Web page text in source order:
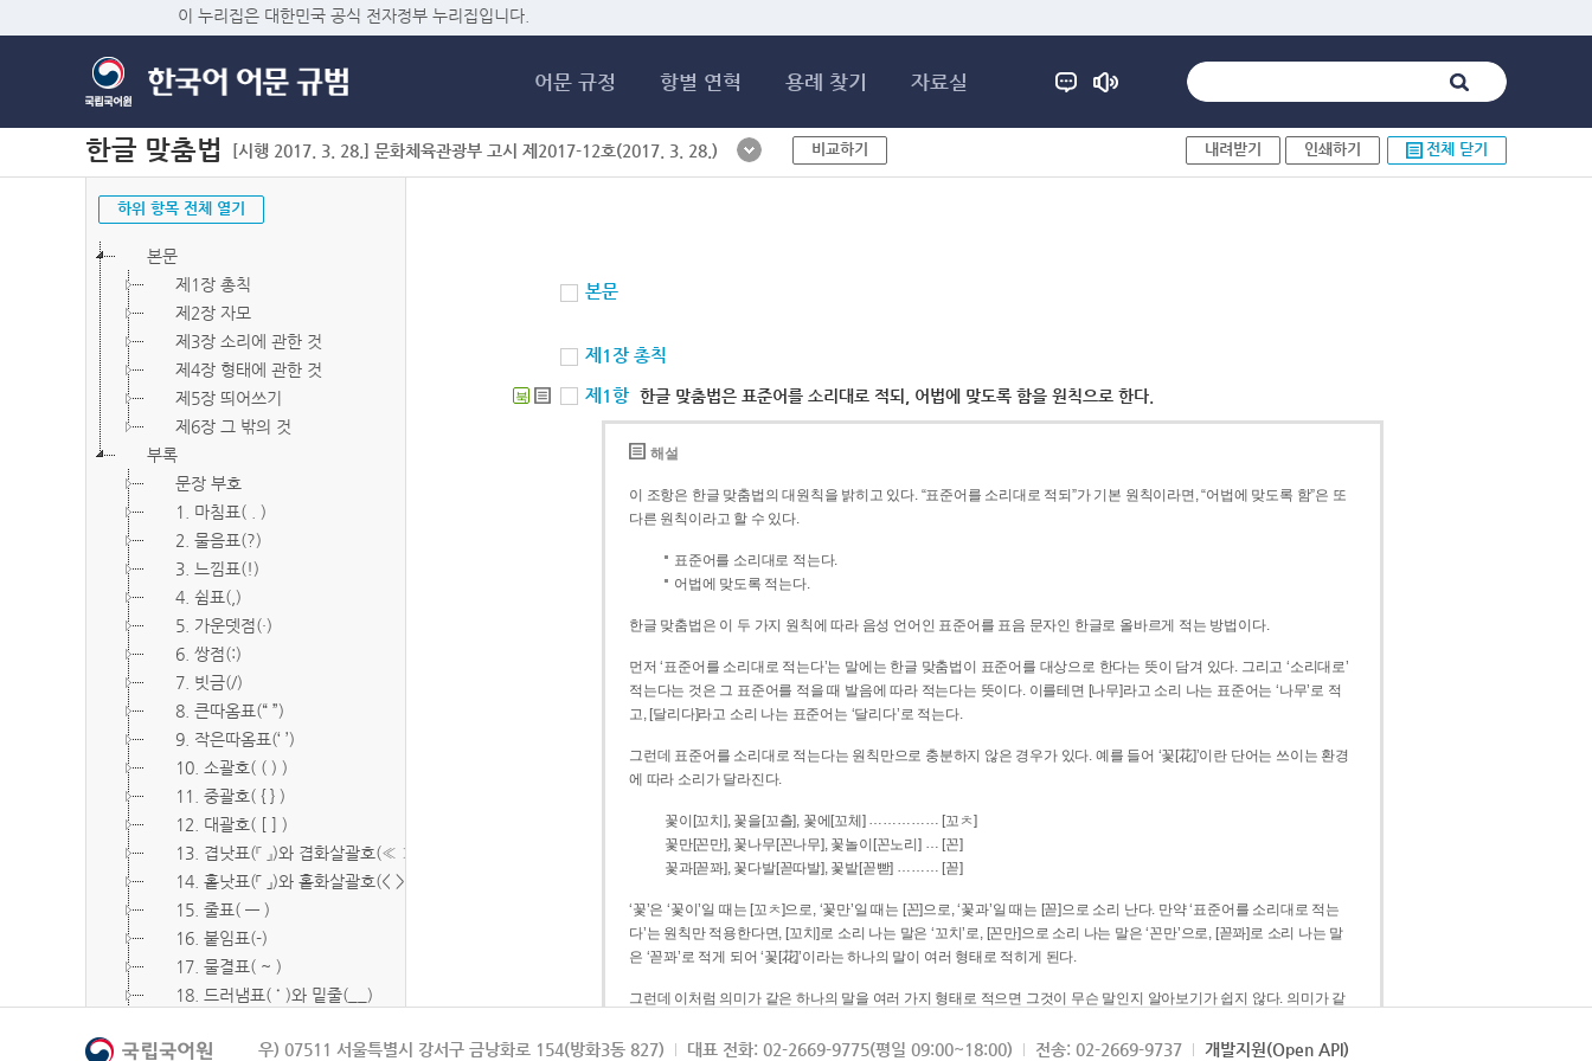
이 누리집은 대한민국 공식 전자정부 누리집입니다.
어문 규정 항별 연혁 용례 찾기 자료실
한글 맞춤법 [시행 2017. 3. 28.] 문화체육관광부 고시 제2017-12호(2017. 3. 28.) 비교하기 내려받기 인쇄하기 전체 닫기
하위 항목 전체 열기
본문
제1장 총칙
제2장 자모
제3장 소리에 관한 것
제4장 형태에 관한 것
제5장 띄어쓰기
제6장 그 밖의 것
부록
문장 부호
1. 마침표( . )
2. 물음표(?)
3. 느낌표(!)
4. 쉼표(,)
5. 가운뎃점(·)
6. 쌍점(:)
7. 빗금(/)
8. 큰따옴표(“ ”)
9. 작은따옴표(‘ ’)
10. 소괄호( ( ) )
11. 중괄호( { } )
12. 대괄호( [ ] )
13. 겹낫표(『 』)와 겹화살괄호(≪ ≫)
14. 홑낫표(「 」)와 홑화살괄호(< >)
15. 줄표( ― )
16. 붙임표(-)
17. 물결표( ~ )
18. 드러냄표( ˙ )와 밑줄(__)
20. 빠짐표( □ )
본문
제1장 총칙
북 제1항 한글 맞춤법은 표준어를 소리대로 적되, 어법에 맞도록 함을 원칙으로 한다.
해설
이 조항은 한글 맞춤법의 대원칙을 밝히고 있다. “표준어를 소리대로 적되”가 기본 원칙이라면, “어법에 맞도록 함”은 또
다른 원칙이라고 할 수 있다.
표준어를 소리대로 적는다.
어법에 맞도록 적는다.
한글 맞춤법은 이 두 가지 원칙에 따라 음성 언어인 표준어를 표음 문자인 한글로 올바르게 적는 방법이다.
먼저 ‘표준어를 소리대로 적는다’는 말에는 한글 맞춤법이 표준어를 대상으로 한다는 뜻이 담겨 있다. 그리고 ‘소리대로’
적는다는 것은 그 표준어를 적을 때 발음에 따라 적는다는 뜻이다. 이를테면 [나무]라고 소리 나는 표준어는 ‘나무’로 적
고, [달리다]라고 소리 나는 표준어는 ‘달리다’로 적는다.
그런데 표준어를 소리대로 적는다는 원칙만으로 충분하지 않은 경우가 있다. 예를 들어 ‘꽃[花]’이란 단어는 쓰이는 환경
에 따라 소리가 달라진다.
꽃이[꼬치], 꽃을[꼬츨], 꽃에[꼬체] …………… [꼬ㅊ]
꽃만[꼰만], 꽃나무[꼰나무], 꽃놀이[꼰노리] … [꼰]
꽃과[꼳꽈], 꽃다발[꼳따발], 꽃밭[꼳빧] ……… [꼳]
‘꽃’은 ‘꽃이’일 때는 [꼬ㅊ]으로, ‘꽃만’일 때는 [꼰]으로, ‘꽃과’일 때는 [꼳]으로 소리 난다. 만약 ‘표준어를 소리대로 적는
다’는 원칙만 적용한다면, [꼬치]로 소리 나는 말은 ‘꼬치’로, [꼰만]으로 소리 나는 말은 ‘꼰만’으로, [꼳꽈]로 소리 나는 말
은 ‘꼳꽈’로 적게 되어 ‘꽃[花]’이라는 하나의 말이 여러 형태로 적히게 된다.
그런데 이처럼 의미가 같은 하나의 말을 여러 가지 형태로 적으면 그것이 무슨 말인지 알아보기가 쉽지 않다. 의미가 같
되게 적는 것이 의미를 파악하는 데 효과적이다.
우) 07511 서울특별시 강서구 금낭화로 154(방화3동 827) 대표 전화: 02-2669-9775(평일 09:00~18:00) 전송: 02-2669-9737 개발지원(Open API)